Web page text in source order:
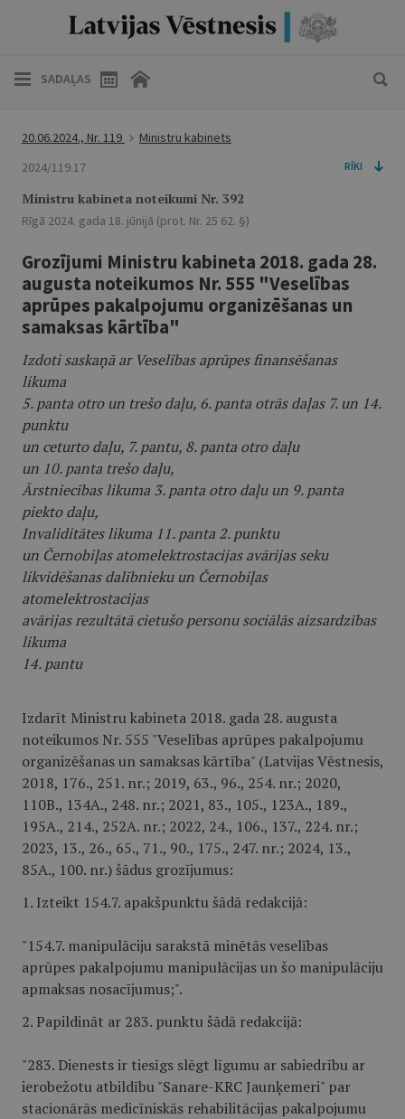
SADAĻAS
20.06.2024., Nr. 119
Ministru kabinets
2024/119.17
RĪKI
Ministru kabineta noteikumi Nr. 392
Rīgā 2024. gada 18. jūnijā (prot. Nr. 25 62. §)
Grozījumi Ministru kabineta 2018. gada 28.
augusta noteikumos Nr. 555 "Veselības
aprūpes pakalpojumu organizēšanas un
samaksas kārtība"
Izdoti saskaņā ar Veselības aprūpes finansēšanas
likuma
5. panta otro un trešo daļu, 6. panta otrās daļas 7. un 14.
punktu
un ceturto daļu, 7. pantu, 8. panta otro daļu
un 10. panta trešo daļu,
Ārstniecības likuma 3. panta otro daļu un 9. panta
piekto daļu,
Invaliditātes likuma 11. panta 2. punktu
un Černobiļas atomelektrostacijas avārijas seku
likvidēšanas dalībnieku un Černobiļas
atomelektrostacijas
avārijas rezultātā cietušo personu sociālās aizsardzības
likuma
14. pantu
Izdarīt Ministru kabineta 2018. gada 28. augusta
noteikumos Nr. 555 "Veselības aprūpes pakalpojumu
organizēšanas un samaksas kārtība" (Latvijas Vēstnesis,
2018, 176., 251. nr.; 2019, 63., 96., 254. nr.; 2020,
110B., 134A., 248. nr.; 2021, 83., 105., 123A., 189.,
195A., 214., 252A. nr.; 2022, 24., 106., 137., 224. nr.;
2023, 13., 26., 65., 71., 90., 175., 247. nr.; 2024, 13.,
85A., 100. nr.) šādus grozījumus:
1. Izteikt 154.7. apakšpunktu šādā redakcijā:
"154.7. manipulāciju sarakstā minētās veselības
aprūpes pakalpojumu manipulācijas un šo manipulāciju
apmaksas nosacījumus;".
2. Papildināt ar 283. punktu šādā redakcijā:
"283. Dienests ir tiesīgs slēgt līgumu ar sabiedrību ar
ierobežotu atbildību "Sanare-KRC Jaunķemeri" par
stacionārās medicīniskās rehabilitācijas pakalpojumu